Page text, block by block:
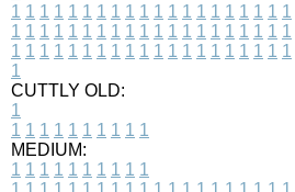
1 1 1 1 1 1 1 1 1 1 1 1 1 1 1 1 1 1 1 1
1 1 1 1 1 1 1 1 1 1 1 1 1 1 1 1 1 1 1 1
1 1 1 1 1 1 1 1 1 1 1 1 1 1 1 1 1 1 1 1
1
CUTTLY OLD:
1
1 1 1 1 1 1 1 1 1 1
MEDIUM:
1 1 1 1 1 1 1 1 1 1